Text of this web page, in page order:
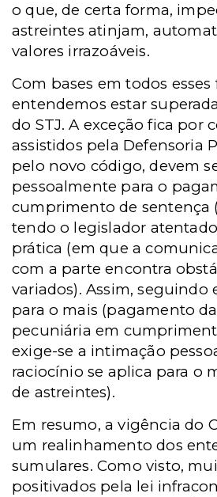
o que, de certa forma,
astreintes atinjam,
valores irrazoáveis.
Com bases em todos
entendemos estar
do STJ. A exceção fica por
assistidos pela Defensoria
pelo novo código, devem
pessoalmente para o
cumprimento de sentença
tendo o legislador
prática (em que a
com a parte encontra
variados). Assim, seguindo
para o mais (pagamento
pecuniária em
exige-se a intimação
raciocínio se aplica para o
de astreintes).
Em resumo, a vigência do
um realinhamento dos
sumulares. Como visto,
positivados pela lei